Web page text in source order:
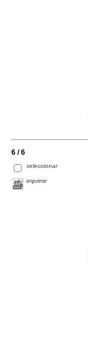
6 / 6
seleccionar
imprimir